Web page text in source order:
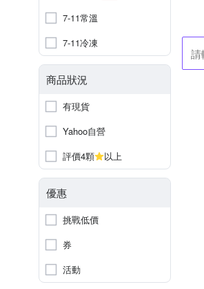
7-11常溫
7-11冷凍
商品狀況
有現貨
Yahoo自營
評價4顆
以上
優惠
挑戰低價
券
活動